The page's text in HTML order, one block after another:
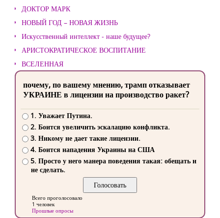
ДОКТОР МАРК
НОВЫЙ ГОД – НОВАЯ ЖИЗНЬ
Искусственный интеллект - наше будущее?
АРИСТОКРАТИЧЕСКОЕ ВОСПИТАНИЕ
ВСЕЛЕННАЯ
почему, по вашему мнению, трамп отказывает
УКРАИНЕ в лицензии на производство ракет?
1. Уважает Путина.
2. Боится увеличить эскалацию конфликта.
3. Никому не дает такие лицензии.
4. Боится нападения Украины на США
5. Просто у него манера поведения такая: обещать и
не сделать.
Всего проголосовало
1 человек
Прошлые опросы